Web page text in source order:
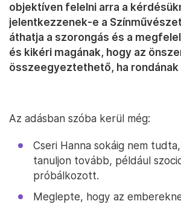
objektíven felelni arra a
jelentkezzenek-e a
áthatja a szorongás és a
és kikéri magának, hogy az
összeegyeztethető, ha rondának
Az adásban szóba kerül még:
Cseri Hanna sokáig nem
tanuljon tovább, például
próbálkozott.
Meglepte, hogy az